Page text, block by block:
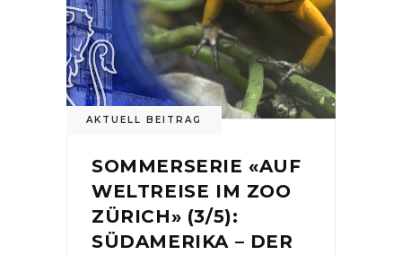
AKTUELL BEITRAG
SOMMERSERIE «AUF
WELTREISE IM ZOO
ZÜRICH» (3/5):
SÜDAMERIKA – DER